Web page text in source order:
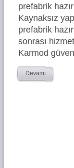
prefabrik
Kaynaksız
prefabrik
sonrası
Karmod
Devamı